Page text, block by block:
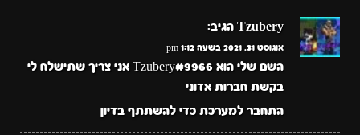
Tzubery הגיב:
אוגוסט 31, 2021 בשעה 1:12 pm
השם שלי הוא Tzubery#9966 אני צריך שתישלח לי
בקשת חברות אדוני
התחבר למערכת כדי להשתתף בדיון